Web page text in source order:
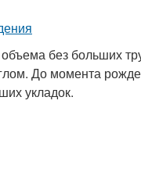
без больших
До момента
укладок.